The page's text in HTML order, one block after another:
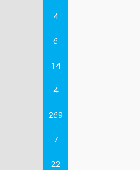
4
6
14
4
269
7
22